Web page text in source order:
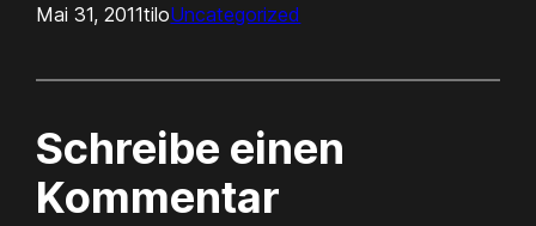
Mai 31, 2011tiloUncategorized
Schreibe einen
Kommentar